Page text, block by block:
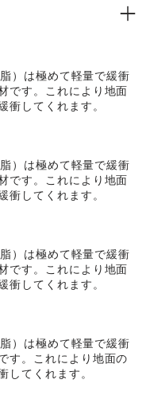
）は極めて軽量で緩衝
です。これにより地面
衝してくれます。
）は極めて軽量で緩衝
です。これにより地面
衝してくれます。
）は極めて軽量で緩衝
です。これにより地面
衝してくれます。
）は極めて軽量で緩衝
す。これにより地面の
してくれます。